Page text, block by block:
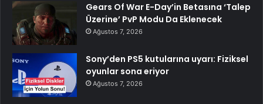
Gears Of War E-Day’in Betasına ‘Talep
Üzerine’ PvP Modu Da Eklenecek
Ağustos 7, 2026
Sony’den PS5 kutularına uyarı: Fiziksel
oyunlar sona eriyor
Ağustos 7, 2026